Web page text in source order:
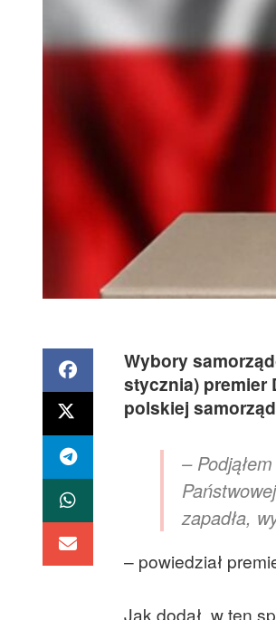
Wybory
stycznia) premier
polskiej
–
zapadła,
– powiedział
Jak dodał, w ten